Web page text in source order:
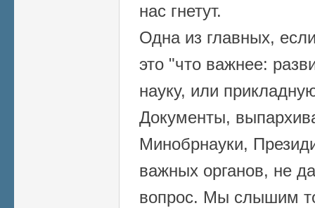
нас гнетут.
Одна из главных,
это "что важнее:
науку, или
Документы,
Минобрнауки,
важных органов, не
вопрос. Мы слышим